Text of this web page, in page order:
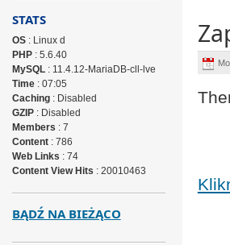
STATS
OS: Linux d
PHP: 5.6.40
MySQL: 11.4.12-MariaDB-cll-lve
Time: 07:05
Caching: Disabled
GZIP: Disabled
Members : 7
Content: 786
Web Links : 74
Content View Hits : 20010463
BĄDŹ NA BIEŻĄCO